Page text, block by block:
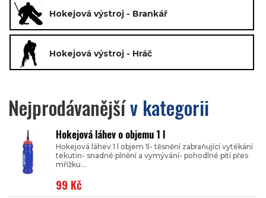
Hokejová výstroj - Brankář
Hokejová výstroj - Hráč
Nejprodávanějšív kategorii
Hokejová láhev o objemu 1 l
Hokejová láhev 1 l objem 1l- těsnění zabraňující vytékání
tekutin- snadné plnění a vymývání- pohodlné pití přes
mřížku...
99 Kč